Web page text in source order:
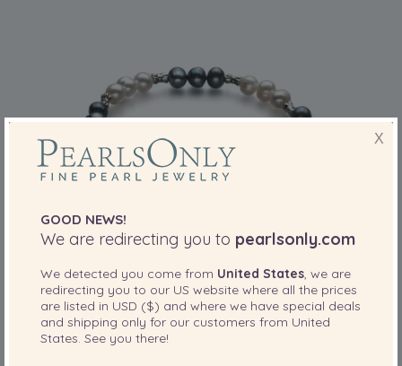
QUALITÄT: PERLENGRÖSSE:
6-7 mm
Armreifen mit schwarzen and weißen, 6-7mm
großen Süßwasserperlen in A-Qualität , Yin
X
GOOD NEWS!
We are redirecting you to pearlsonly.com
We detected you come from United States , we are
redirecting you to our US website where all the prices
are listed in USD ($) and where we have special deals
and shipping only for our customers from United
States . See you there!